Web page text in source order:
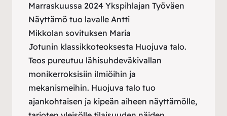
Marraskuussa 2024 Ykspihlajan Työväen
Näyttämö tuo lavalle Antti
Mikkolan sovituksen Maria
Jotunin klassikkoteoksesta Huojuva talo.
Teos pureutuu lähisuhdeväkivallan
monikerroksisiin ilmiöihin ja
mekanismeihin. Huojuva talo tuo
ajankohtaisen ja kipeän aiheen näyttämölle,